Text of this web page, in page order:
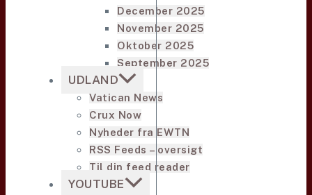
December 2025
November 2025
Oktober 2025
September 2025
UDLAND
Vatican News
Crux Now
Nyheder fra EWTN
RSS Feeds – oversigt
Til din feed reader
YOUTUBE